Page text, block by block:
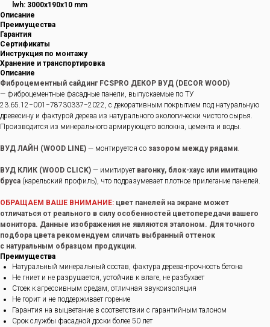
lwh: 3000x190x10 mm
Описание
Преимущества
Гарантия
Сертификаты
Инструкция по монтажу
Хранение и транспортировка
Описание
Фиброцементный сайдинг FCSPRO ДЕКОР ВУД (DECOR WOOD)
— фиброцементные фасадные панели, выпускаемые по ТУ
23.65.12−001−78730337−2022, с декоративным покрытием под натуральную
древесину и фактурой дерева из натурального экологически чистого сырья.
Производится из минерального армирующего волокна, цемента и воды.
ВУД ЛАЙН (WOOD LINE) — монтируется со зазором между рядами.
ВУД КЛИК (WOOD CLICK) — имитирует вагонку, блок-хаус или имитацию
бруса (карельский профиль), что подразумевает плотное прилегание панелей.
ОБРАЩАЕМ ВАШЕ ВНИМАНИЕ: цвет панелей на экране может
отличаться от реального в силу особенностей цветопередачи вашего
монитора. Данные изображения не являются эталоном. Для точного
подбора цвета рекомендуем сличать выбранный оттенок
с натуральным образцом продукции.
Преимущества
Натуральный минеральный состав, фактура дерева-прочность бетона
Не гниет и не разрушается, устойчив к влаге, не разбухает
Стоек к агрессивным средам, отличная звукоизоляция
Не горит и не поддерживает горение
Гарантия на выцветание в соответствии с гарантийным талоном
Срок службы фасадной доски более 50 лет